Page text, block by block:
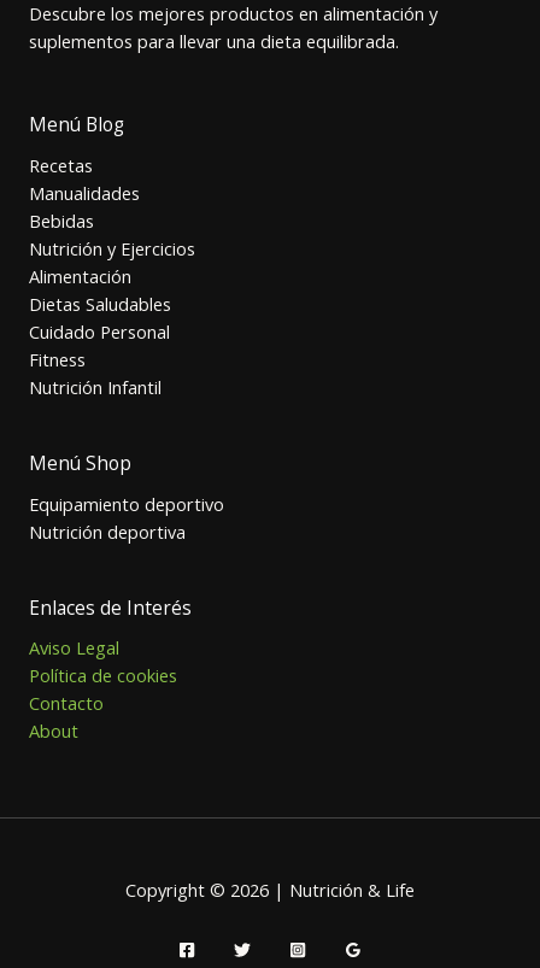
Descubre los mejores productos en alimentación y
suplementos para llevar una dieta equilibrada.
Menú Blog
Recetas
Manualidades
Bebidas
Nutrición y Ejercicios
Alimentación
Dietas Saludables
Cuidado Personal
Fitness
Nutrición Infantil
Menú Shop
Equipamiento deportivo
Nutrición deportiva
Enlaces de Interés
Aviso Legal
Política de cookies
Contacto
About
Copyright © 2026 | Nutrición & Life